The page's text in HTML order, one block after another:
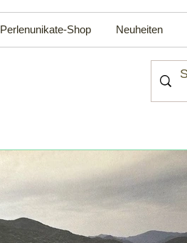
Perlenunikate-Shop Neuheiten